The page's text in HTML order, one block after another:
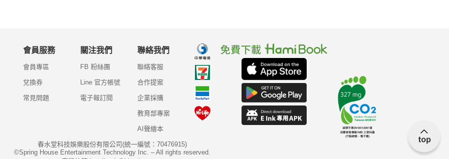
會員服務
會員專區
兌換券
常見問題
關注我們
FB 粉絲團
Line 官方帳號
電子報訂閱
聯絡我們
聯絡客服
合作提案
企業採購
教育部專案
AI聲繪本
春水堂科技娛樂股份有限公司(統一編號：70476915)
©Spring House Entertainment Technology Inc. – All rights reserved.